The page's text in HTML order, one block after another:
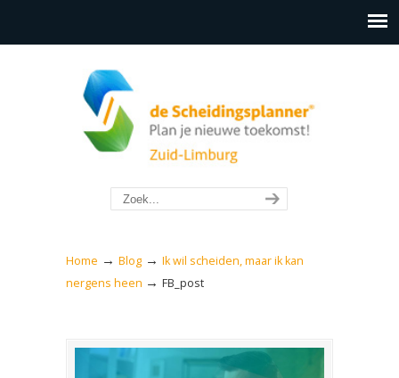
Home → Blog → Ik wil scheiden, maar ik kan
nergens heen → FB_post